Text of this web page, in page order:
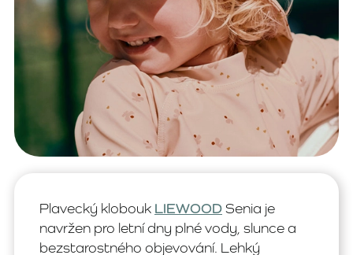
Plavecký klobouk LIEWOODSenia je
navržen pro letní dny plné vody, slunce a
bezstarostného objevování. Lehký